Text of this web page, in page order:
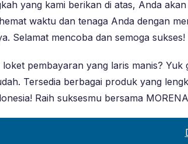
yang kami berikan di atas, Anda
waktu dan tenaga Anda dengan
Selamat mencoba dan semoga sukses!
pembayaran yang laris manis? Yuk
Tersedia berbagai produk yang
Raih suksesmu bersama